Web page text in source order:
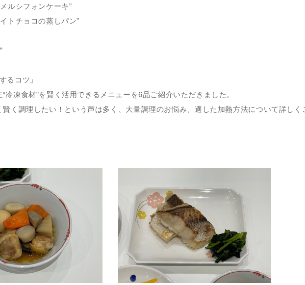
ルシフォンケーキ”
トチョコの蒸しパン”
るコツ』
冷凍食材”を賢く活用できるメニューを6品ご紹介いただきました。
く調理したい！という声は多く、大量調理のお悩み、適した加熱方法について詳しく